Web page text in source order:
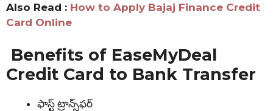
Also Read : How to Apply Bajaj Finance Credit
Card Online
Benefits of EaseMyDeal
Credit Card to Bank Transfer
ఫాస్ట్ ట్రాన్స్‌ఫర్